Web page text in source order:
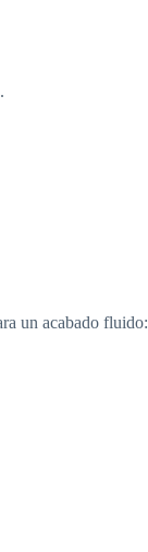
un acabado fluido: